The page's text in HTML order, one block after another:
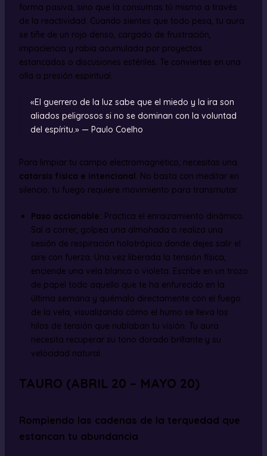
forma pasiva, sino que la consumas tú mismo a través
de la reactividad. Cuando sientes que todo pesa, tu aura
se tiñe de un rojo denso, cargado de frustración,
impaciencia y rabia acumulada por proyectos
estancados o discusiones estériles. Te conviertes en una
olla a presión espiritual.
«El guerrero de la luz sabe que el miedo y la ira son
aliados peligrosos si no se dominan con la voluntad
del espíritu.» — Paulo Coelho
Para limpiar tu campo electromagnético, necesitas una
catarsis física e intencional. No basta con meditar en
silencio; tu fuego requiere movimiento para transmutar.
Paso accionable: Practica el enraizamiento dinámico.
Sal a correr, golpea una almohada o realiza una
sesión de respiración holotrópica donde dejes salir el
aire con fuerza. Una vez liberada la tensión física,
enciende una vela blanca o violeta. Escribe en un trozo
de papel todo aquello que te ha enfurecido en la
última semana y quémalo directamente con el fuego
de la vela, visualizando cómo el humo se lleva los
hilos de tensión que nublaban tu visión. Tu aura
necesita recuperar su tono dorado brillante y su
velocidad natural.
TAURO (ABRIL 20 – MAYO 20)
Rompiendo las cadenas de la terquedad que
estancan tu abundancia